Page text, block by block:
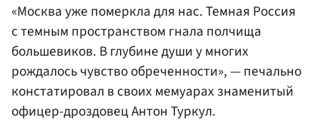
«Москва уже померкла для нас. Темная Россия
с темным пространством гнала полчища
большевиков. В глубине души у многих
рождалось чувство обреченности», — печально
констатировал в своих мемуарах знаменитый
офицер-дроздовец Антон Туркул.